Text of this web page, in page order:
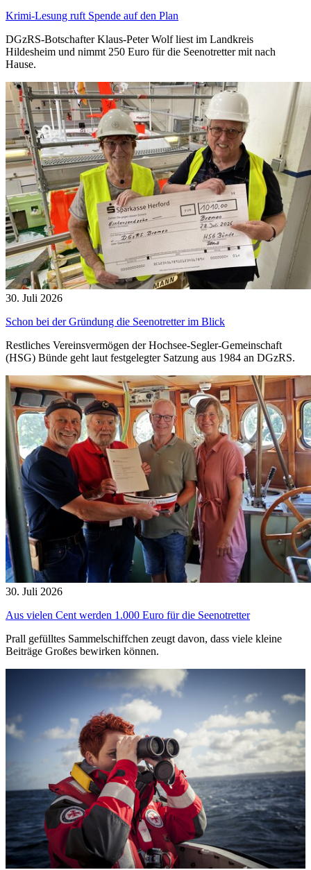
Krimi-Lesung ruft Spende auf den Plan
DGzRS-Botschafter Klaus-Peter Wolf liest im Landkreis
Hildesheim und nimmt 250 Euro für die Seenotretter mit nach
Hause.
30. Juli 2026
Schon bei der Gründung die Seenotretter im Blick
Restliches Vereinsvermögen der Hochsee-Segler-Gemeinschaft
(HSG) Bünde geht laut festgelegter Satzung aus 1984 an DGzRS.
30. Juli 2026
Aus vielen Cent werden 1.000 Euro für die Seenotretter
Prall gefülltes Sammelschiffchen zeugt davon, dass viele kleine
Beiträge Großes bewirken können.